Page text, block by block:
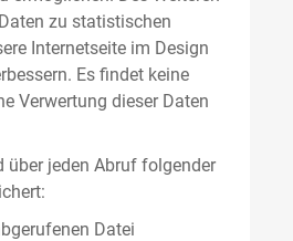
zu statistischen
Internetseite im Design
Es findet keine
Verwertung dieser Daten
über jeden Abruf folgender
Datei